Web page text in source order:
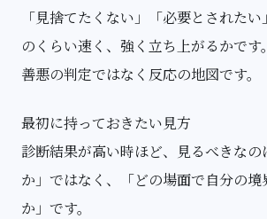
「見捨てたくない」「必要とされた
のくらい速く、強く立ち上がるかです
善悪の判定ではなく反応の地図です。
最初に持っておきたい見方
診断結果が高い時ほど、見るべきなの
か」ではなく、「どの場面で自分の
か」です。